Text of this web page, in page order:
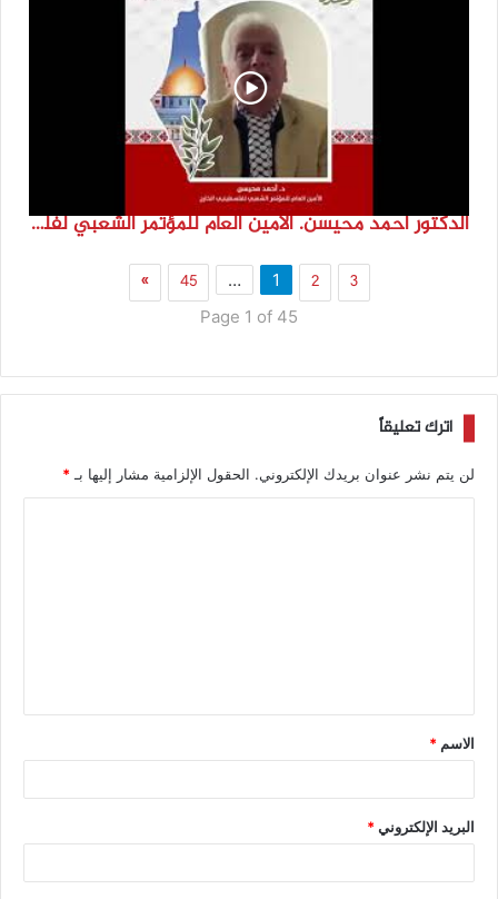
الدكتور احمد محيسن. الامين العام للمؤتمر الشعبي لفلسطينيي الخارج
1 2 3
…
45
»
Page 1 of 45
اترك تعليقاً
لن يتم نشر عنوان بريدك الإلكتروني. الحقول الإلزامية مشار إليها بـ *
الاسم *
البريد الإلكتروني*